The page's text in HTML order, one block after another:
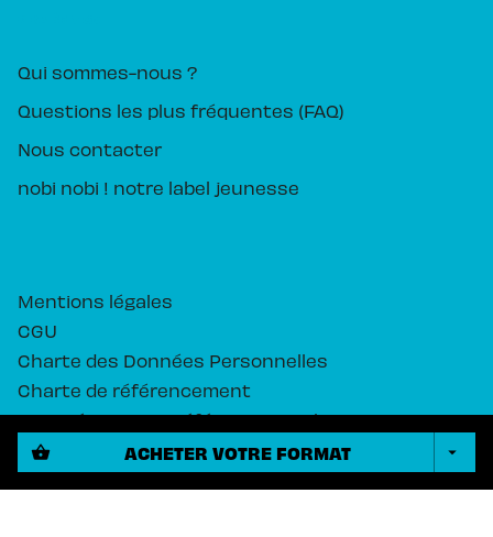
shopping_basket ACHETER VOTRE FORMAT arrow_drop_down
Qui sommes-nous ?
Questions les plus fréquentes (FAQ)
Nous contacter
nobi nobi ! notre label jeunesse
Mentions légales
CGU
Charte des Données Personnelles
Charte de référencement
Paramétrez vos préférences cookies